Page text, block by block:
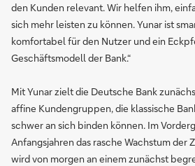
den Kunden relevant. Wir helfen ihm,
sich mehr leisten zu können. Yunar ist
komfortabel für den Nutzer und ein
Geschäftsmodell der Bank.“
Mit Yunar zielt die Deutsche Bank
affine Kundengruppen, die klassische
schwer an sich binden können. Im
Anfangsjahren das rasche Wachstum der
wird von morgen an einem zunächst